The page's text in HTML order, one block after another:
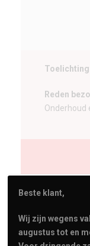
Reden
Onderhoud
Service:
Prijs/
Beste klant,
Wij zijn wegens
augustus tot en